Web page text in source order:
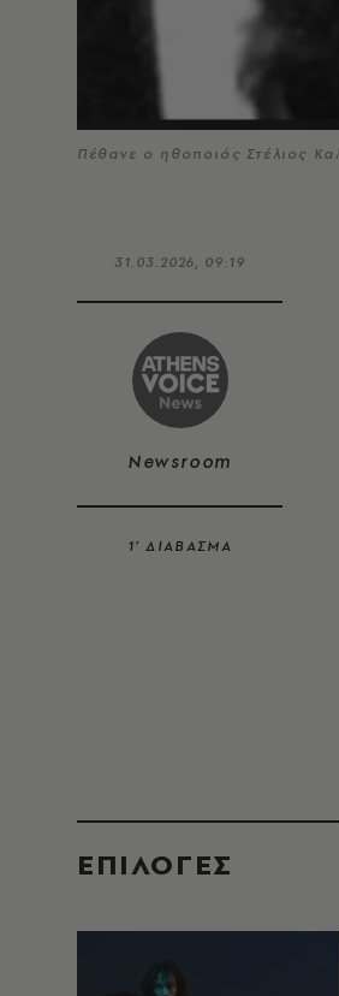
Πέθανε ο ηθοποιός Στέλιος
31.03.2026, 09:19
Newsroom
1’ ΔΙΑΒΑΣΜΑ
EΠΙΛΟΓΈΣ